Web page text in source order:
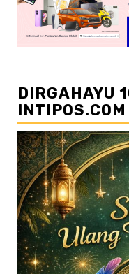
DIRGAHAYU
INTIPOS.COM